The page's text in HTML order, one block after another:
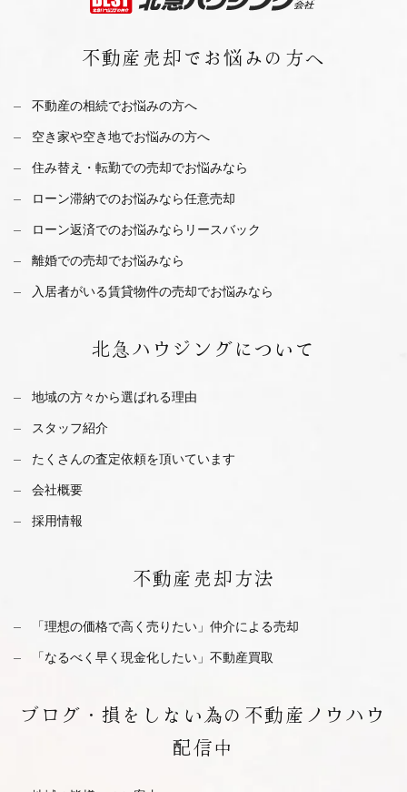
不動産売却で お悩みの方へ
不動産の相続でお悩みの方へ
空き家や空き地でお悩みの方へ
住み替え・転勤での売却でお悩みなら
ローン滞納でのお悩みなら任意売却
ローン返済でのお悩みならリースバック
離婚での売却でお悩みなら
入居者がいる賃貸物件の売却でお悩みなら
北急ハウジングについて
地域の方々から選ばれる理由
スタッフ紹介
たくさんの査定依頼を頂いています
会社概要
採用情報
不動産 売却方法
「理想の価格で高く売りたい」仲介による売却
「なるべく早く現金化したい」不動産買取
ブログ・ 損をしない為の不動産ノウハウ
配信中